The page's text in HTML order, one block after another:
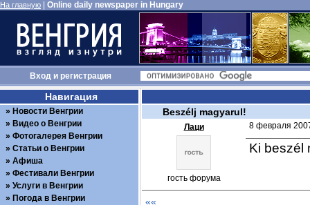
На главную Online daily newspaper in Hungary
Входи регистрация
Beszélj magyarul!
Лаци
гость форума
8 февраля
Ki beszél
««
Навигация
Новости Венгрии
Видео о Венгрии
Фотогалерея Венгрии
Статьи о Венгрии
Афиша
Фестивали Венгрии
Услуги в Венгрии
Погода в Венгрии